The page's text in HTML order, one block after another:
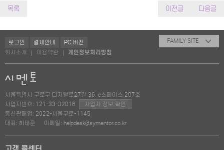
목록 이전글 다음글
로그인 결제안내
PC 버전
회사소개
이용약관 개인정보처리방침
FAMILY SITE
서울특별시 구로구 디지털로27길 36, e스페이스 207호
사업자번호: 121-33-32016
사업자 정보 확인
통신판매업: 2022-서울구로-1145
대표: 하태훈
이메일: helpdesk@symentor.co.kr